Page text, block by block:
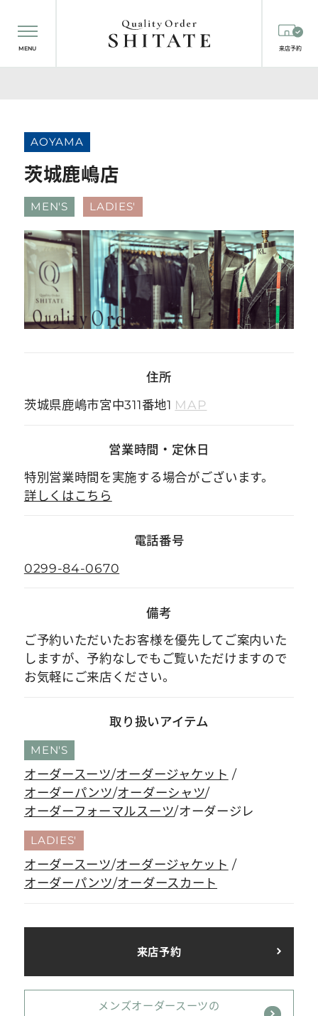
MENU 来店予約
AOYAMA
茨城鹿嶋店
MEN'S LADIES'
住所
茨城県鹿嶋市宮中311番地1 MAP
営業時間 ・ 定休日
特別営業時間を実施する場合がございます。
詳しくはこちら
電話番号
0299-84-0670
備考
ご予約いただいたお客様を優先してご案内いた
しますが、予約なしでもご覧いただけますので
お気軽にご来店ください。
取り扱いアイテム
MEN'S
オーダースーツ オーダージャケット
オーダーパンツ オーダーシャツ
オーダーフォーマルスーツ オーダージレ
LADIES'
オーダースーツ オーダージャケット
オーダーパンツ オーダースカート
来店予約
メンズオーダースーツの